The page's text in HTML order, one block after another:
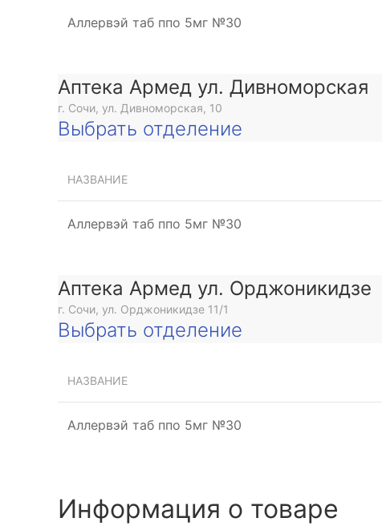
Аллервэй таб ппо 5мг №30
Аптека Армед ул. Дивноморская
г. Сочи, ул. Дивноморская, 10
Выбрать отделение
НАЗВАНИЕ
Аллервэй таб ппо 5мг №30
Аптека Армед ул. Орджоникидзе
г. Сочи, ул. Орджоникидзе 11/1
Выбрать отделение
НАЗВАНИЕ
Аллервэй таб ппо 5мг №30
Информация о товаре